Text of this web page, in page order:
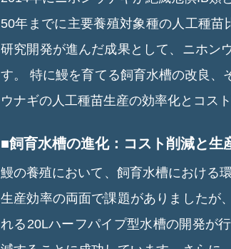
50年までに主要養殖対象種の人工種
研究開発が進んだ成果として、ニホン
す。
特に鰻を育てる飼育水槽の改良、
ウナギの人工種苗生産の効率化とコス
■飼育水槽の進化：コスト削減と生
鰻の養殖において、飼育水槽における
生産効率の両面で課題がありましたが
れる20Lハーフパイプ型水槽の開発が